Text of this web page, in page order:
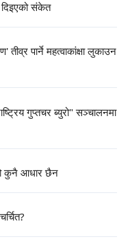
दिइएको संकेत
पार्ने महत्वाकांक्षा लुकाउन
गुप्तचर ब्युरो" सञ्चालनमा
कुनै आधार छैन